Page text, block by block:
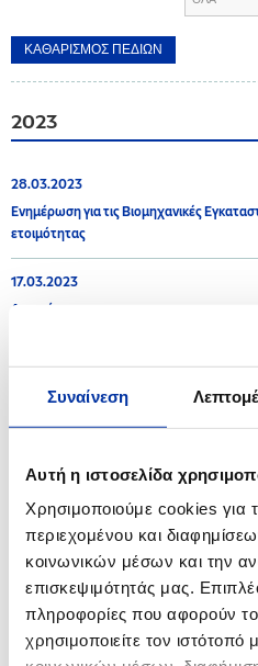
Συναίνεση
Αυτή η ιστοσελίδα
Χρησιμοποιούμε cookies για
περιεχομένου και
κοινωνικών μέσων και την
επισκεψιμότητάς μας.
πληροφορίες που αφορούν
χρησιμοποιείτε τον
2023
28.03.2023
Ενημέρωση για τις Βιομηχανικές
ετοιμότητας
17.03.2023
Ανακοίνωση
«Γαλανόλευκων Αστεριών»
Ανακοίνωση για τις Βιομηχανικές
Ελευσίνας
2022
08.11.2022